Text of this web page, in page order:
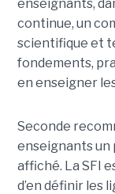
enseignants,
continue, un
scientifique et
fondements,
en enseigner
Seconde
enseignants un
affiché. La SFI
d’en définir les